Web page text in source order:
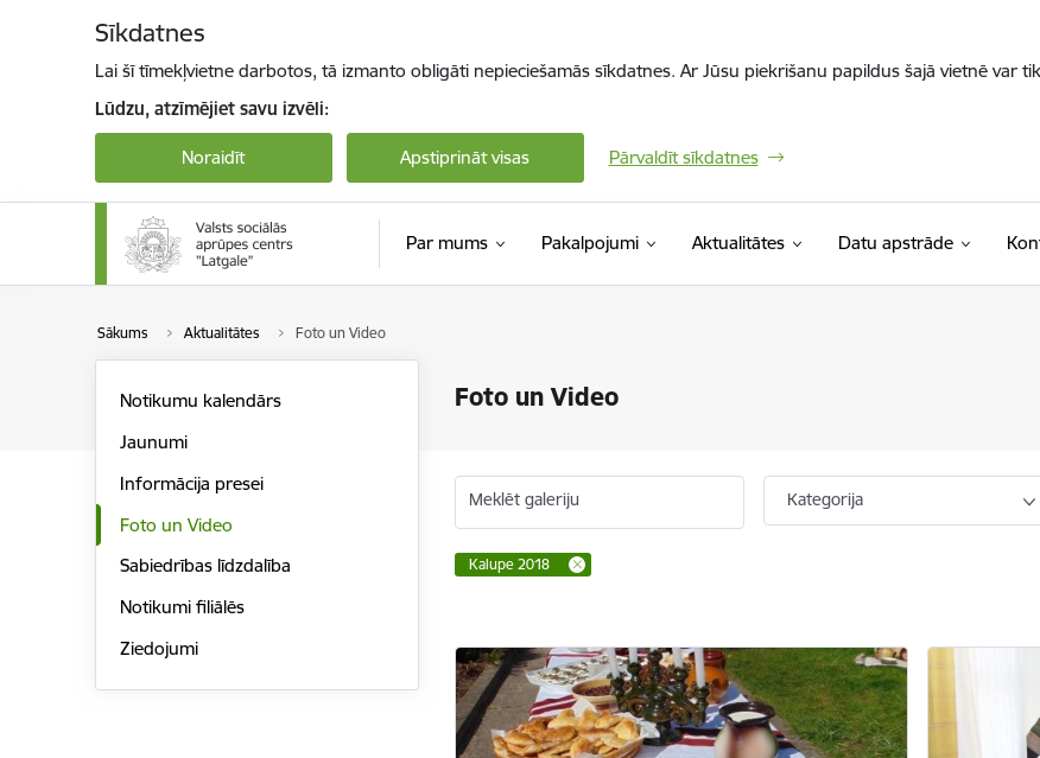
Sīkdatnes
Lai šī tīmekļvietne darbotos, tā izmanto obligāti nepieciešamās sīkdatnes. Ar Jūsu piekrišanu papildus šajā vietnē var
Lūdzu, atzīmējiet savu izvēli:
Noraidīt Apstiprināt visas Pārvaldīt sīkdatnes
Par mums Pakalpojumi Aktualitātes Datu apstrāde
Sākums Aktualitātes Foto un Video
Foto un Video
Notikumu kalendārs
Jaunumi
Informācija presei
Foto un Video
Sabiedrības līdzdalība
Notikumi filiālēs
Ziedojumi
Meklēt galeriju Kategorija
Kalupe 2018